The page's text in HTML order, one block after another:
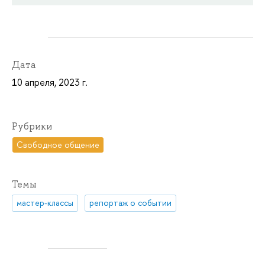
Дата
10 апреля, 2023 г.
Рубрики
Свободное общение
Темы
мастер-классы репортаж о событии